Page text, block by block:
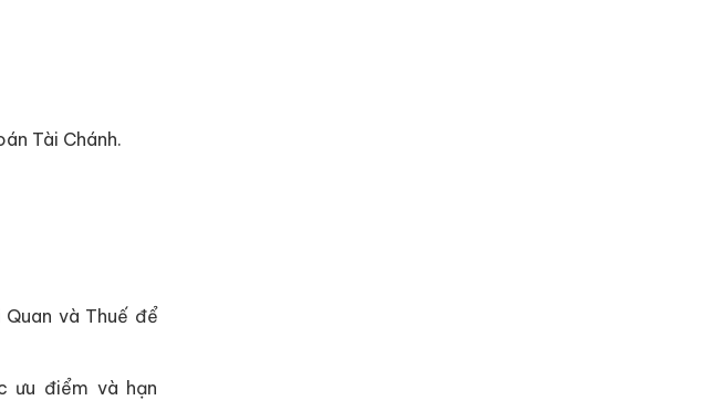
Tài Chánh.
và Thuế để
ưu điểm và hạn